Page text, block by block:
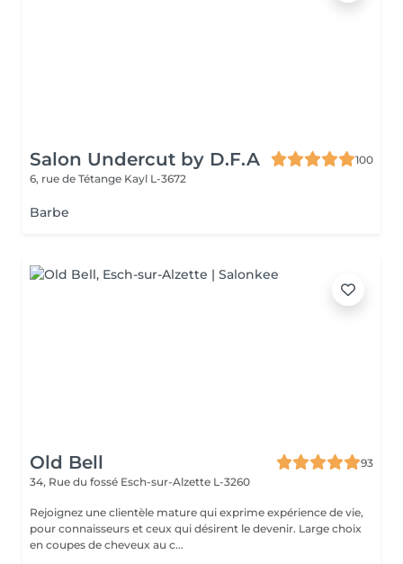
Salon Undercut by D.F.A
100
6, rue de Tétange Kayl L-3672
Barbe
Old Bell
93
34, Rue du fossé Esch-sur-Alzette L-3260
Rejoignez une clientèle mature qui exprime expérience de vie,
pour connaisseurs et ceux qui désirent le devenir. Large choix
en coupes de cheveux au c...